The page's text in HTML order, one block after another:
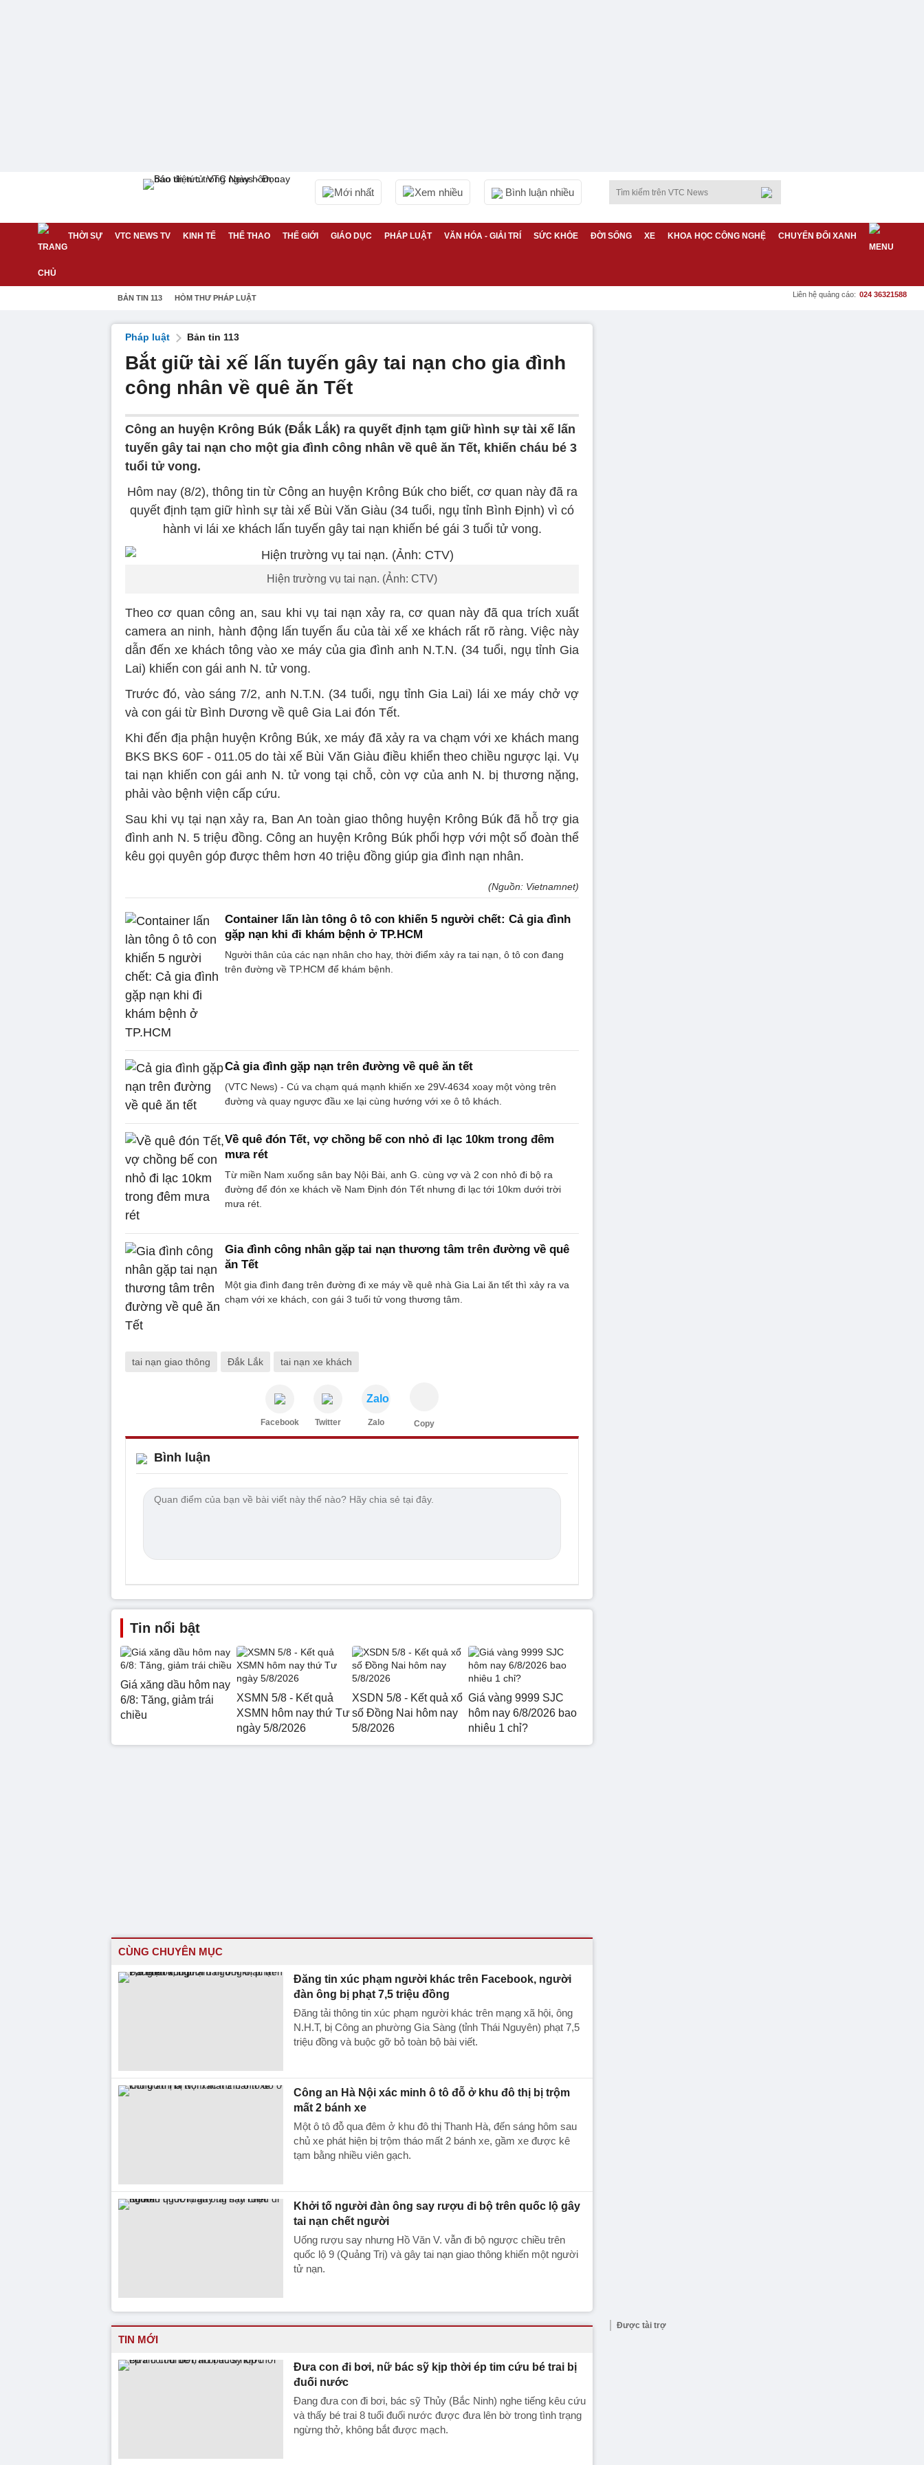
Mới nhất Xem nhiều Bình luận nhiều
THỜI SỰ VTC NEWS TV KINH TẾ THỂ THAO THẾ GIỚI GIÁO DỤC PHÁP LUẬT VĂN HÓA - GIẢI TRÍ SỨC KHỎE ĐỜI SỐNG XE KHOA HỌC CÔNG NGHỆ CHUYỂN ĐỔI XANH
BẢN TIN 113 HÒM THƯ PHÁP LUẬT Liên hệ quảng cáo: 024 36321588
Pháp luật Bản tin 113
Bắt giữ tài xế lấn tuyến gây tai nạn cho gia đình
công nhân về quê ăn Tết
Công an huyện Krông Búk (Đắk Lắk) ra quyết định tạm giữ hình sự tài xế lấn
tuyến gây tai nạn cho một gia đình công nhân về quê ăn Tết, khiến cháu bé 3
tuổi tử vong.
Hôm nay (8/2), thông tin từ Công an huyện Krông Búk cho biết, cơ quan này đã ra
quyết định tạm giữ hình sự tài xế Bùi Văn Giàu (34 tuổi, ngụ tỉnh Bình Định) vì có
hành vi lái xe khách lấn tuyến gây tai nạn khiến bé gái 3 tuổi tử vong.
Hiện trường vụ tai nạn. (Ảnh: CTV)
Theo cơ quan công an, sau khi vụ tai nạn xảy ra, cơ quan này đã qua trích xuất
camera an ninh, hành động lấn tuyến ẩu của tài xế xe khách rất rõ ràng. Việc này
dẫn đến xe khách tông vào xe máy của gia đình anh N.T.N. (34 tuổi, ngụ tỉnh Gia
Lai) khiến con gái anh N. tử vong.
Trước đó, vào sáng 7/2, anh N.T.N. (34 tuổi, ngụ tỉnh Gia Lai) lái xe máy chở vợ
và con gái từ Bình Dương về quê Gia Lai đón Tết.
Khi đến địa phận huyện Krông Búk, xe máy đã xảy ra va chạm với xe khách mang
BKS BKS 60F - 011.05 do tài xế Bùi Văn Giàu điều khiển theo chiều ngược lại. Vụ
tai nạn khiến con gái anh N. tử vong tại chỗ, còn vợ của anh N. bị thương nặng,
phải vào bệnh viện cấp cứu.
Sau khi vụ tại nạn xảy ra, Ban An toàn giao thông huyện Krông Búk đã hỗ trợ gia
đình anh N. 5 triệu đồng. Công an huyện Krông Búk phối hợp với một số đoàn thể
kêu gọi quyên góp được thêm hơn 40 triệu đồng giúp gia đình nạn nhân.
(Nguồn: Vietnamnet)
Container lấn làn tông ô tô con khiến 5 người chết: Cả gia đình
gặp nạn khi đi khám bệnh ở TP.HCM
Người thân của các nạn nhân cho hay, thời điểm xảy ra tai nạn, ô tô con đang
trên đường về TP.HCM để khám bệnh.
Cả gia đình gặp nạn trên đường về quê ăn tết
(VTC News) - Cú va chạm quá mạnh khiến xe 29V-4634 xoay một vòng trên
đường và quay ngược đầu xe lại cùng hướng với xe ô tô khách.
Về quê đón Tết, vợ chồng bế con nhỏ đi lạc 10km trong đêm
mưa rét
Từ miền Nam xuống sân bay Nội Bài, anh G. cùng vợ và 2 con nhỏ đi bộ ra
đường để đón xe khách về Nam Định đón Tết nhưng đi lạc tới 10km dưới trời
mưa rét.
Gia đình công nhân gặp tai nạn thương tâm trên đường về quê
ăn Tết
Một gia đình đang trên đường đi xe máy về quê nhà Gia Lai ăn tết thì xảy ra va
chạm với xe khách, con gái 3 tuổi tử vong thương tâm.
tai nạn giao thông Đắk Lắk tai nạn xe khách
Facebook Twitter
Zalo
Zalo Copy
Bình luận
Tin nổi bật
Giá xăng dầu hôm nay
6/8: Tăng, giảm trái
chiều
XSMN 5/8 - Kết quả
XSMN hôm nay thứ Tư
ngày 5/8/2026
XSDN 5/8 - Kết quả xổ
số Đồng Nai hôm nay
5/8/2026
Giá vàng 9999 SJC
hôm nay 6/8/2026 bao
nhiêu 1 chỉ?
CÙNG CHUYÊN MỤC
Đăng tin xúc phạm người khác trên Facebook, người
đàn ông bị phạt 7,5 triệu đồng
Đăng tải thông tin xúc phạm người khác trên mạng xã hội, ông
N.H.T, bị Công an phường Gia Sàng (tỉnh Thái Nguyên) phạt 7,5
triệu đồng và buộc gỡ bỏ toàn bộ bài viết.
Công an Hà Nội xác minh ô tô đỗ ở khu đô thị bị trộm
mất 2 bánh xe
Một ô tô đỗ qua đêm ở khu đô thị Thanh Hà, đến sáng hôm sau
chủ xe phát hiện bị trộm tháo mất 2 bánh xe, gầm xe được kê
tạm bằng nhiều viên gạch.
Khởi tố người đàn ông say rượu đi bộ trên quốc lộ gây
tai nạn chết người
Uống rượu say nhưng Hồ Văn V. vẫn đi bộ ngược chiều trên
quốc lộ 9 (Quảng Trị) và gây tai nạn giao thông khiến một người
tử nạn.
TIN MỚI
Đưa con đi bơi, nữ bác sỹ kịp thời ép tim cứu bé trai bị
đuối nước
Đang đưa con đi bơi, bác sỹ Thủy (Bắc Ninh) nghe tiếng kêu cứu
và thấy bé trai 8 tuổi đuối nước được đưa lên bờ trong tình trạng
ngừng thở, không bắt được mạch.
Được tài trợ